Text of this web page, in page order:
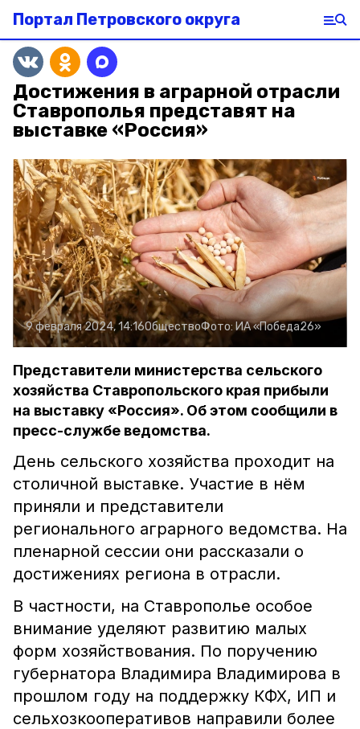
Портал Петровского округа
Достижения в аграрной отрасли
Ставрополья представят на
выставке «Россия»
9 февраля 2024, 14:16ОбществоФото: ИА «Победа26»
Представители министерства сельского
хозяйства Ставропольского края прибыли
на выставку «Россия». Об этом сообщили в
пресс-службе ведомства.
День сельского хозяйства проходит на
столичной выставке. Участие в нём
приняли и представители
регионального аграрного ведомства. На
пленарной сессии они рассказали о
достижениях региона в отрасли.
В частности, на Ставрополье особое
внимание уделяют развитию малых
форм хозяйствования. По поручению
губернатора Владимира Владимирова в
прошлом году на поддержку КФХ, ИП и
сельхозкооперативов направили более